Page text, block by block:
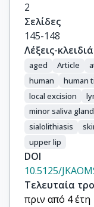
2
Σελίδες
145-148
Λέξεις-κλειδιά
aged Article
human
human
local excision
minor saliva gland
sialolithiasis
upper lip
DOI
10.5125/
Τελευταία
πριν από 4 έτη